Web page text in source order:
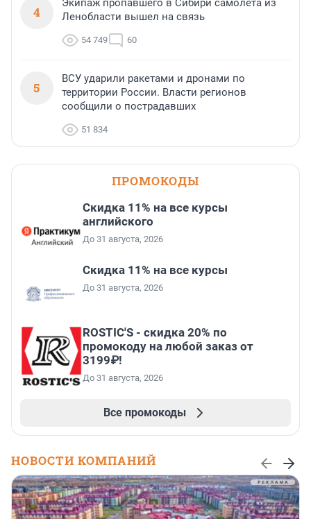
4
Экипаж пропавшего в Сибири самолета из
Ленобласти вышел на связь
54 749 60
5
ВСУ ударили ракетами и дронами по
территории России. Власти регионов
сообщили о пострадавших
51 834
ПРОМОКОДЫ
Скидка 11% на все курсы
английского
До 31 августа, 2026
Скидка 11% на все курсы
До 31 августа, 2026
ROSTIC'S - скидка 20% по
промокоду на любой заказ от
3199₽!
До 31 августа, 2026
Все промокоды
НОВОСТИ КОМПАНИЙ